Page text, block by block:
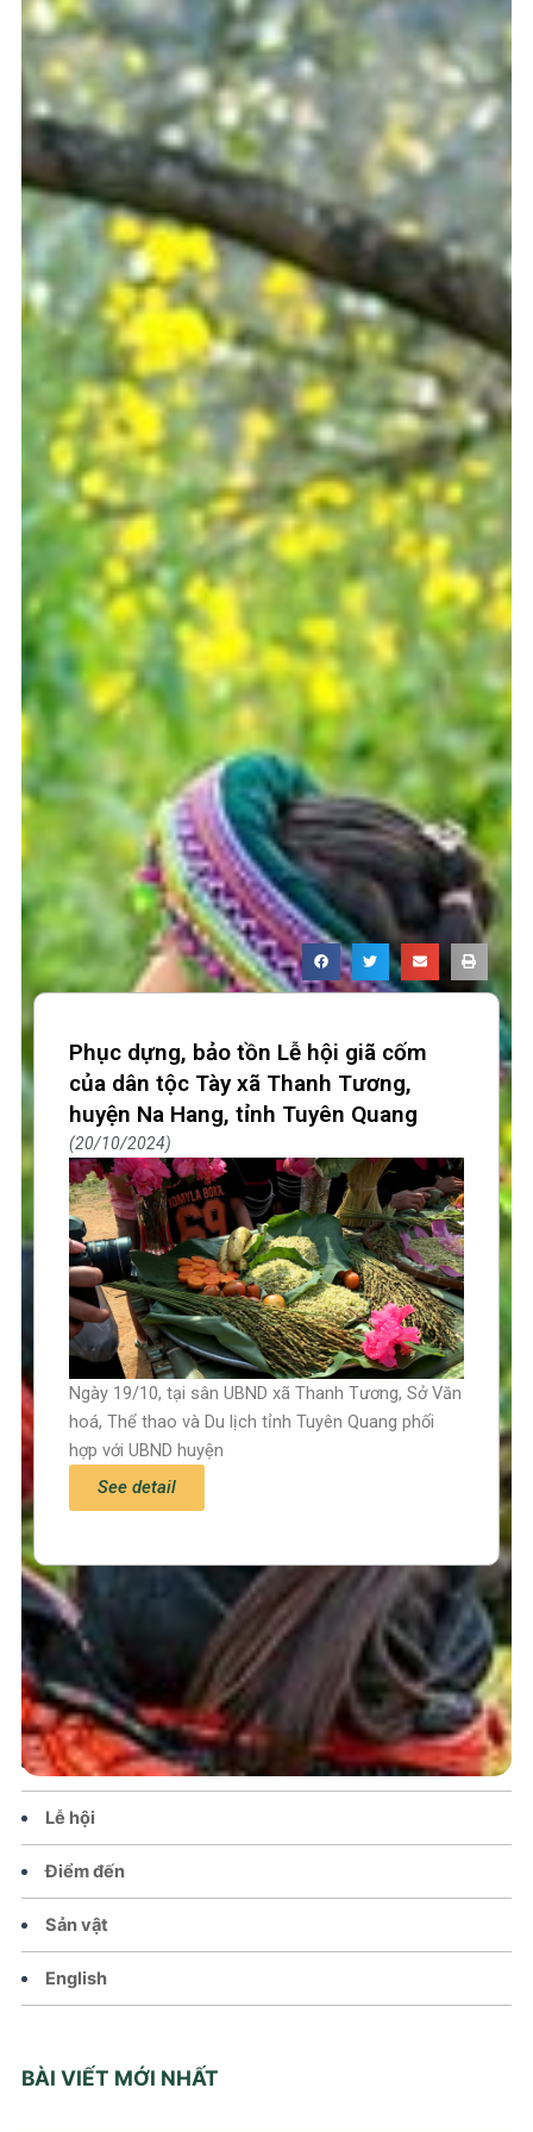
Trang chủ
Tin tức – Sự kiện
Chính sách
Văn hoá – Đời sống
Lễ hội
Điểm đến
Sản vật
English
BÀI VIẾT MỚI NHẤT
Phục dựng, bảo tồn Lễ hội giã cốm
của dân tộc Tày xã Thanh Tương,
huyện Na Hang, tỉnh Tuyên Quang
20/10/2024
Ngày 19/10, tại sân UBND xã Thanh Tương, Sở Văn
hoá, Thể thao và Du lịch tỉnh Tuyên Quang phối
hợp với UBND huyện
See detail